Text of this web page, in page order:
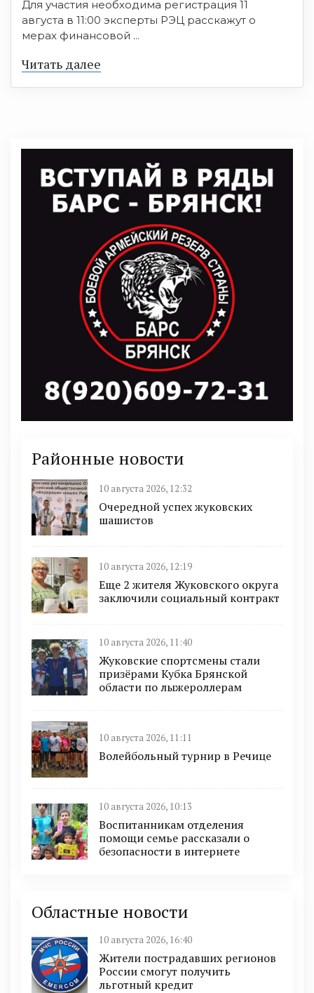
Для участия необходима регистрация 11
августа в 11:00 эксперты РЭЦ расскажут о
мерах финансовой ...
Читать далее
Районные новости
10 августа 2026, 12:32
Очередной успех жуковских
шашистов
10 августа 2026, 12:19
Еще 2 жителя Жуковского округа
заключили социальный контракт
10 августа 2026, 11:40
Жуковские спортсмены стали
призёрами Кубка Брянской
области по лыжероллерам
10 августа 2026, 11:11
Волейбольный турнир в Речице
10 августа 2026, 10:13
Воспитанникам отделения
помощи семье рассказали о
безопасности в интернете
Областные новости
10 августа 2026, 16:40
Жители пострадавших регионов
России смогут получить
льготный кредит